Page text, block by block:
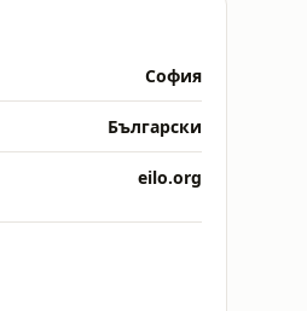
София
Български
eilo.org